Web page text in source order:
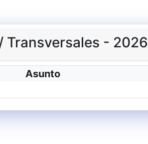
Transversales - 2026
Asunto